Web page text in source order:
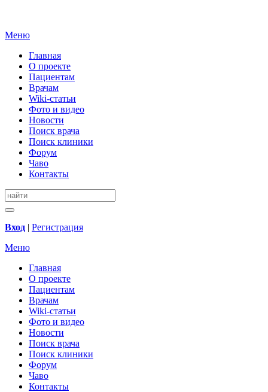
Меню
Главная
О проекте
Пациентам
Врачам
Wiki-статьи
Фото и видео
Новости
Поиск врача
Поиск клиники
Форум
Чаво
Контакты
Вход | Регистрация
Меню
Главная
О проекте
Пациентам
Врачам
Wiki-статьи
Фото и видео
Новости
Поиск врача
Поиск клиники
Форум
Чаво
Контакты